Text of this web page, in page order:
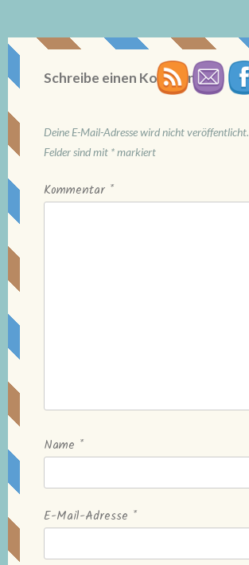
Schreibe einen Kommentar
Deine E-Mail-Adresse wird nicht veröffentlicht.
Felder sind mit *markiert
Kommentar *
Name *
E-Mail-Adresse *